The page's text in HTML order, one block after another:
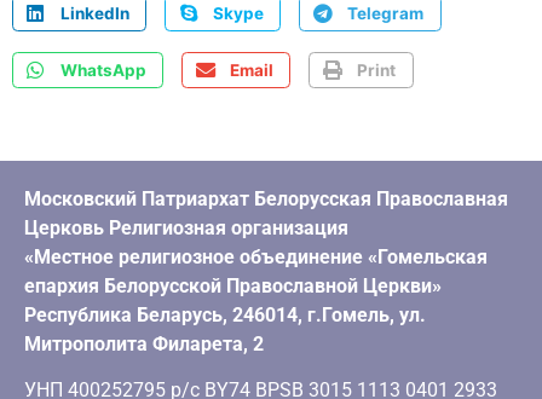
LinkedIn Skype Telegram
WhatsApp Email Print
Московский Патриархат Белорусская Православная
Церковь Религиозная организация
«Местное религиозное объединение «Гомельская
епархия Белорусской Православной Церкви»
Республика Беларусь, 246014, г.Гомель, ул.
Митрополита Филарета, 2
УНП 400252795 р/с BY74 BPSB 3015 1113 0401 2933